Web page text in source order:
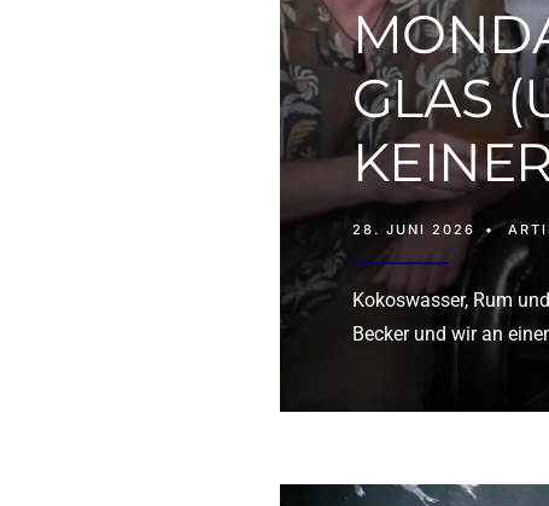
GLAS
28. JUNI 2026 •
Kokoswasser, Rum
Becker und wir an